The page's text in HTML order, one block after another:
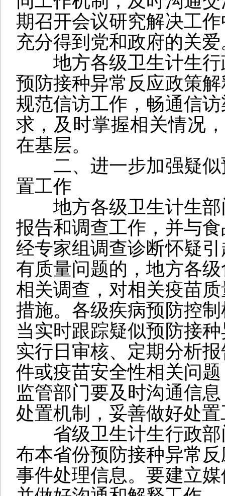
期召开会议研究解决工
充分得到党和政府的关爱
地方各级卫生计生
预防接种异常反应政策
规范信访工作，畅通信
求，及时掌握相关情况
在基层。
二、进一步加强疑
置工作
地方各级卫生计生
报告和调查工作，并与
经专家组调查诊断怀疑
有质量问题的，地方各
相关调查，对相关疫苗
措施。各级疾病预防控
当实时跟踪疑似预防接
实行日审核、定期分析
件或疫苗安全性相关问
监管部门要及时沟通信
处置机制，妥善做好处
省级卫生计生行政
布本省份预防接种异常
事件处理信息。要建立